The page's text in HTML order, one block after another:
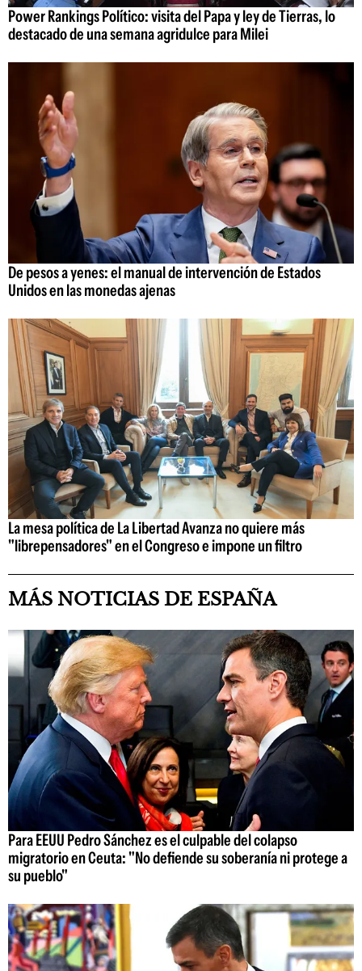
Power Rankings Político: visita del Papa y ley de Tierras, lo
destacado de una semana agridulce para Milei
De pesos a yenes: el manual de intervención de Estados
Unidos en las monedas ajenas
La mesa política de La Libertad Avanza no quiere más
"librepensadores" en el Congreso e impone un filtro
MÁS NOTICIAS DE ESPAÑA
Para EEUU Pedro Sánchez es el culpable del colapso
migratorio en Ceuta: "No defiende su soberanía ni protege a
su pueblo"